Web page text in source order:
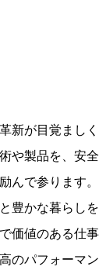
新が目覚まし
や製品を、安
んで参ります。
豊かな暮らしを
価値のある仕
のパフォーマ